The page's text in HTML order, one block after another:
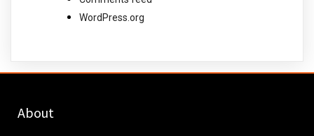
WordPress.org
About